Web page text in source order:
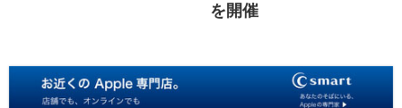
を開催